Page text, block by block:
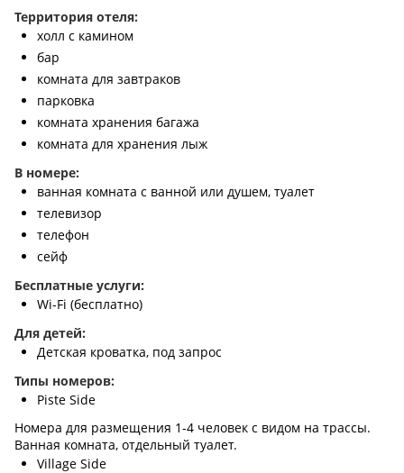
Территория отеля:
холл с камином
бар
комната для завтраков
парковка
комната хранения багажа
комната для хранения лыж
В номере:
ванная комната с ванной или душем, туалет
телевизор
телефон
сейф
Бесплатные услуги:
Wi-Fi (бесплатно)
Для детей:
Детская кроватка, под запрос
Типы номеров:
Piste Side
Номера для размещения 1-4 человек с видом на трассы.
Ванная комната, отдельный туалет.
Village Side